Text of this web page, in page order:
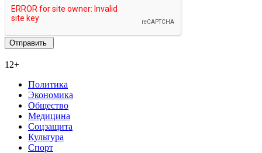
12+
Политика
Экономика
Общество
Медицина
Соцзащита
Культура
Спорт